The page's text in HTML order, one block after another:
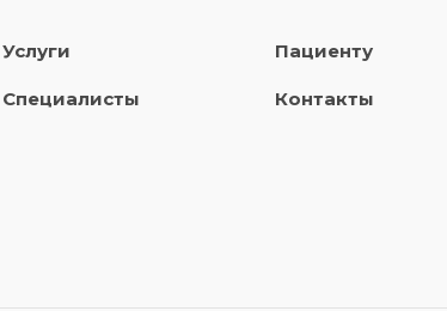
Услуги
Специалисты
Пациенту
Контакты